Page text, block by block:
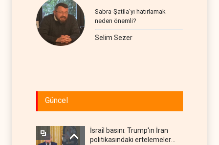
Sabra-Şatila’yı hatırlamak
neden önemli?
Selim Sezer
Güncel
İsrail basını: Trump'ın İran
politikasındaki ertelemeler